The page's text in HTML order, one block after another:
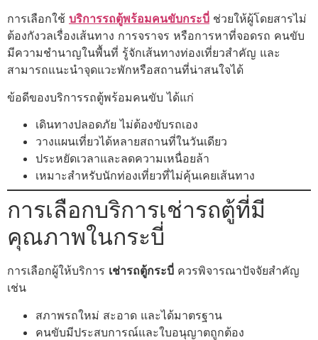
การเลือกใช้ บริการรถตู้พร้อมคนขับกระบี่ ช่วยให้ผู้โดยสารไม่
ต้องกังวลเรื่องเส้นทาง การจราจร หรือการหาที่จอดรถ คนขับ
มีความชำนาญในพื้นที่ รู้จักเส้นทางท่องเที่ยวสำคัญ และ
สามารถแนะนำจุดแวะพักหรือสถานที่น่าสนใจได้
ข้อดีของบริการรถตู้พร้อมคนขับ ได้แก่
เดินทางปลอดภัย ไม่ต้องขับรถเอง
วางแผนเที่ยวได้หลายสถานที่ในวันเดียว
ประหยัดเวลาและลดความเหนื่อยล้า
เหมาะสำหรับนักท่องเที่ยวที่ไม่คุ้นเคยเส้นทาง
การเลือกบริการเช่ารถตู้ที่มี
คุณภาพในกระบี่
การเลือกผู้ให้บริการ เช่ารถตู้กระบี่ ควรพิจารณาปัจจัยสำคัญ
เช่น
สภาพรถใหม่ สะอาด และได้มาตรฐาน
คนขับมีประสบการณ์และใบอนุญาตถูกต้อง